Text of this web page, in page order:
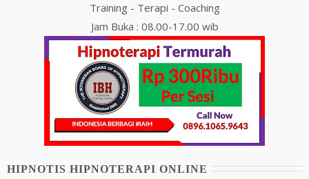
Training - Terapi - Coaching
Jam Buka : 08.00-17.00 wib
HIPNOTIS HIPNOTERAPI ONLINE